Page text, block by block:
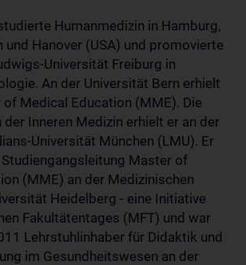
Humanmedizin in Hamburg,
und Hanover (USA) und promovierte
Universität Freiburg in
An der Universität Bern erhielt
of Medical Education (MME). Die
der Inneren Medizin erhielt er an der
Universität München (LMU). Er
Master of
(MME) an der Medizinischen
Heidelberg - eine Initiative
Fakultätentages (MFT) und war
Lehrstuhlinhaber für Didaktik und
im Gesundheitswesen an der